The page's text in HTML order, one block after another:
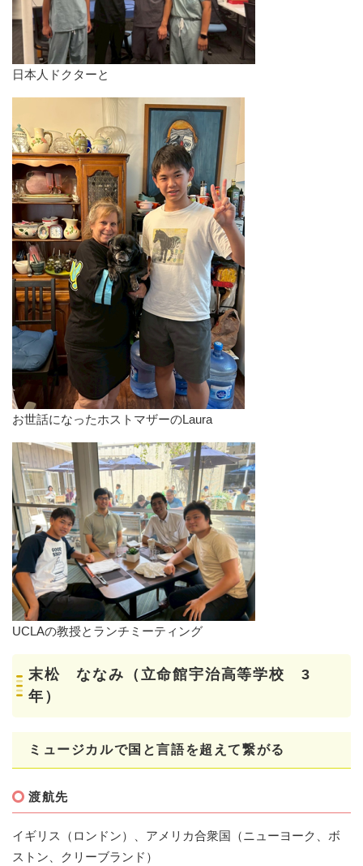
​日本人ドクターと
お世話になったホストマザーのLaura
​UCLAの教授とランチミーティング
末松 ななみ（立命館宇治高等学校 3
年）
ミュージカルで国と言語を超えて繋がる
渡航先
イギリス（ロンドン）、アメリカ合衆国（ニューヨーク、ボ
ストン、クリーブランド）